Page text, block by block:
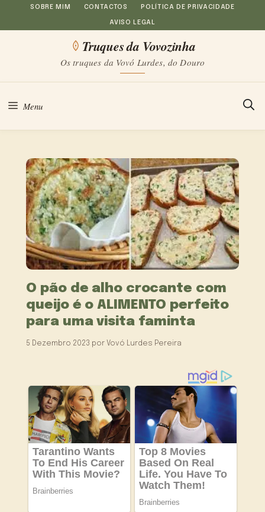
Saltar
para
conteúdo
SOBRE MIM CONTACTOS POLÍTICA DE PRIVACIDADE
AVISO LEGAL
Truques da Vovozinha
Os truques da Vovó Lurdes, do Douro
Menu
O pão de alho crocante com
queijo é o ALIMENTO perfeito
para uma visita faminta
5 Dezembro 2023 por Vovó Lurdes Pereira